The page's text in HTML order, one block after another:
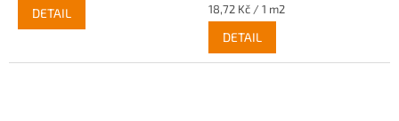
DETAIL
Měrná
cena:
18,72 Kč / 1 m2
DETAIL